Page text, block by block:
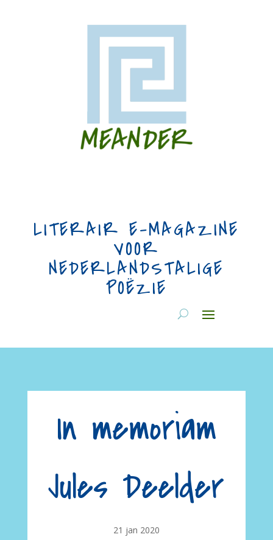
LITERAIR E-MAGAZINE
VOOR
NEDERLANDSTALIGE
POËZIE
In memoriam
Jules Deelder
21 jan 2020